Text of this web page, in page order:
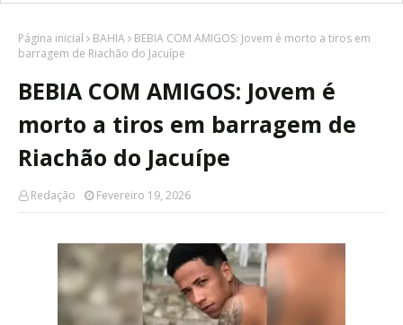
Página inicial BAHIA
BEBIA COM AMIGOS: Jovem é morto a tiros em
barragem de Riachão do Jacuípe
BEBIA COM AMIGOS: Jovem é
morto a tiros em barragem de
Riachão do Jacuípe
Redação Fevereiro 19, 2026